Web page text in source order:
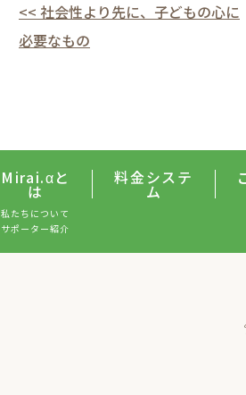
<< 社会性より先に、子どもの心に
必要なもの
Mirai.αと
は
私たちについて
サポーター紹介
料金システ
ム